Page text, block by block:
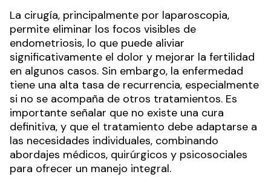
La cirugía, principalmente por laparoscopia,
permite eliminar los focos visibles de
endometriosis, lo que puede aliviar
significativamente el dolor y mejorar la fertilidad
en algunos casos. Sin embargo, la enfermedad
tiene una alta tasa de recurrencia, especialmente
si no se acompaña de otros tratamientos. Es
importante señalar que no existe una cura
definitiva, y que el tratamiento debe adaptarse a
las necesidades individuales, combinando
abordajes médicos, quirúrgicos y psicosociales
para ofrecer un manejo integral.